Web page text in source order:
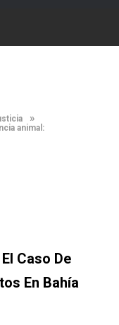
»
animal:
Caso De
En Bahía